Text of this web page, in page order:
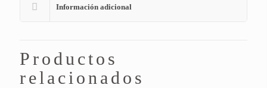
Información adicional
Productos
relacionados